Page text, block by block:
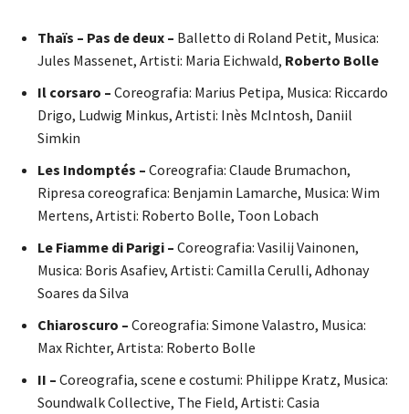
Thaïs – Pas de deux – Balletto di Roland Petit, Musica:
Jules Massenet, Artisti: Maria Eichwald, Roberto Bolle
Il corsaro – Coreografia: Marius Petipa, Musica: Riccardo
Drigo, Ludwig Minkus, Artisti: Inès McIntosh, Daniil
Simkin
Les Indomptés – Coreografia: Claude Brumachon,
Ripresa coreografica: Benjamin Lamarche, Musica: Wim
Mertens, Artisti: Roberto Bolle, Toon Lobach
Le Fiamme di Parigi – Coreografia: Vasilij Vainonen,
Musica: Boris Asafiev, Artisti: Camilla Cerulli, Adhonay
Soares da Silva
Chiaroscuro – Coreografia: Simone Valastro, Musica:
Max Richter, Artista: Roberto Bolle
II – Coreografia, scene e costumi: Philippe Kratz, Musica:
Soundwalk Collective, The Field, Artisti: Casia